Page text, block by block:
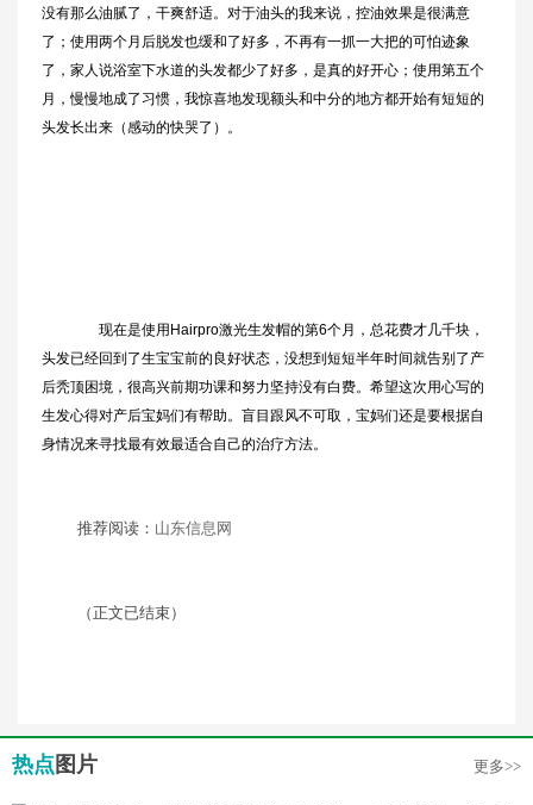
没有那么油腻了，干爽舒适。对于油头的我来说，控油效果是很满意
了；使用两个月后脱发也缓和了好多，不再有一抓一大把的可怕迹象
了，家人说浴室下水道的头发都少了好多，是真的好开心；使用第五个
月，慢慢地成了习惯，我惊喜地发现额头和中分的地方都开始有短短的
头发长出来（感动的快哭了）。
现在是使用Hairpro激光生发帽的第6个月，总花费才几千块，
头发已经回到了生宝宝前的良好状态，没想到短短半年时间就告别了产
后秃顶困境，很高兴前期功课和努力坚持没有白费。希望这次用心写的
生发心得对产后宝妈们有帮助。盲目跟风不可取，宝妈们还是要根据自
身情况来寻找最有效最适合自己的治疗方法。
推荐阅读： 山东信息网
（正文已结束）
热点 图片 更多>>